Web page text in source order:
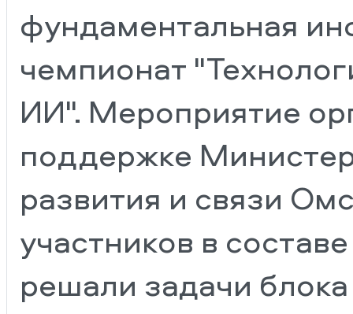
фундаментальная
чемпионат
ИИ". Мероприятие
поддержке
развития и связи
участников в
решали задачи